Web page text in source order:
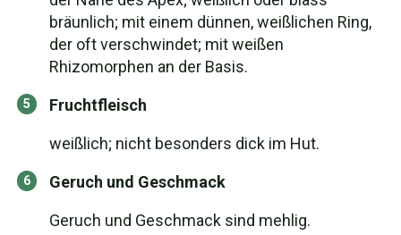
bräunlich; mit einem dünnen, weißlichen Ring,
der oft verschwindet; mit weißen
Rhizomorphen an der Basis.
Fruchtfleisch
weißlich; nicht besonders dick im Hut.
Geruch und Geschmack
Geruch und Geschmack sind mehlig.